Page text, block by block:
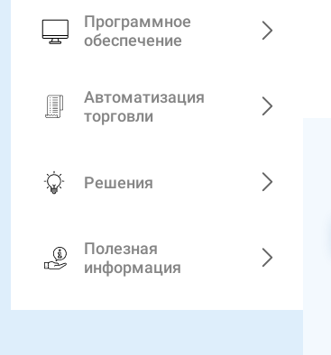
Программное
обеспечение
Автоматизация
торговли
Решения
Полезная
информация